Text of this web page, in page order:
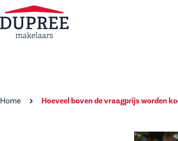
Home Hoeveel boven de vraagprijs worden